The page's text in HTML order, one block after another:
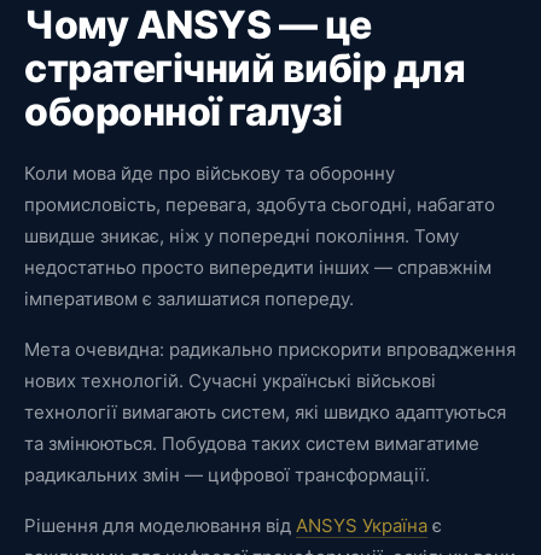
Чому ANSYS — це
стратегічний вибір для
оборонної галузі
Коли мова йде про військову та оборонну
промисловість, перевага, здобута сьогодні, набагато
швидше зникає, ніж у попередні покоління. Тому
недостатньо просто випередити інших — справжнім
імперативом є залишатися попереду.
Мета очевидна: радикально прискорити впровадження
нових технологій. Сучасні українські військові
технології вимагають систем, які швидко адаптуються
та змінюються. Побудова таких систем вимагатиме
радикальних змін — цифрової трансформації.
Рішення для моделювання від ANSYS Україна є